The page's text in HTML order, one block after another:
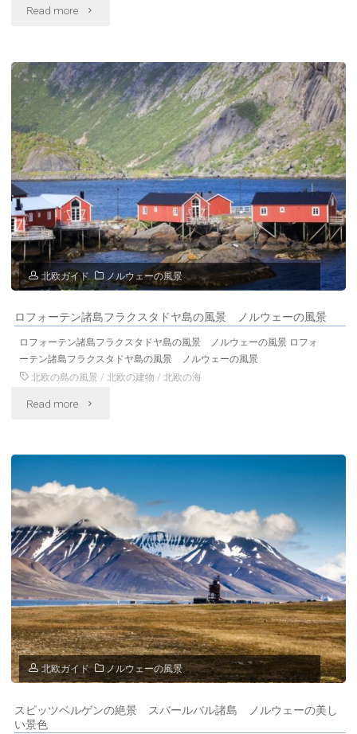
ル
ウ
ェ
ー
の
風
景"
Read more "ロ
グ
イ
ェ
ー
ル
ビ
ー
ス
ヴ
ル
バ
ル
諸
島
ノ
ル
ウ
ェ
北欧ガイド ノルウェーの風景
ロフォーテン諸島フラクスタドヤ島の風景 ノルウェーの風景
ロフォーテン諸島フラクスタドヤ島の風景 ノルウェーの風景 ロフォ
ーテン諸島フラクスタドヤ島の風景 ノルウェーの風景
北欧の島の風景 / 北欧の建物 / 北欧の海
Read more "ロ
ー
テ
ン
諸
島
フ
ク
北欧ガイド ノルウェーの風景
スピッツベルゲンの絶景 スバールバル諸島 ノルウェーの美し
い景色